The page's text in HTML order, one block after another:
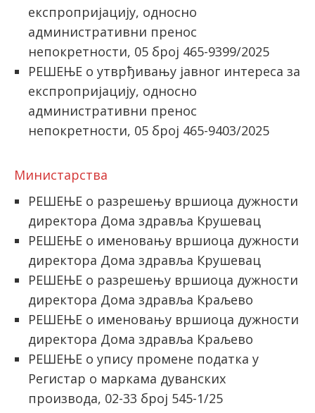
експропријацију, односно
административни пренос
непокретности, 05 број 465-9399/2025
РЕШЕЊЕ о утврђивању јавног интереса за
експропријацију, односно
административни пренос
непокретности, 05 број 465-9403/2025
Министарства
РЕШЕЊЕ о разрешењу вршиоца дужности
директора Дома здравља Крушевац
РЕШЕЊЕ о именовању вршиоца дужности
директора Дома здравља Крушевац
РЕШЕЊЕ о разрешењу вршиоца дужности
директора Дома здравља Краљево
РЕШЕЊЕ о именовању вршиоца дужности
директора Дома здравља Краљево
РЕШЕЊЕ о упису промене податка у
Регистар о маркама дуванских
производа, 02-33 број 545-1/25